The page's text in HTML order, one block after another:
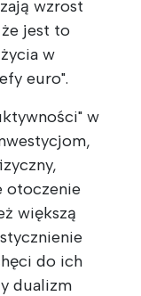
wzrost
jest to
w
euro".
w
otoczenie
większą
do ich
dualizm